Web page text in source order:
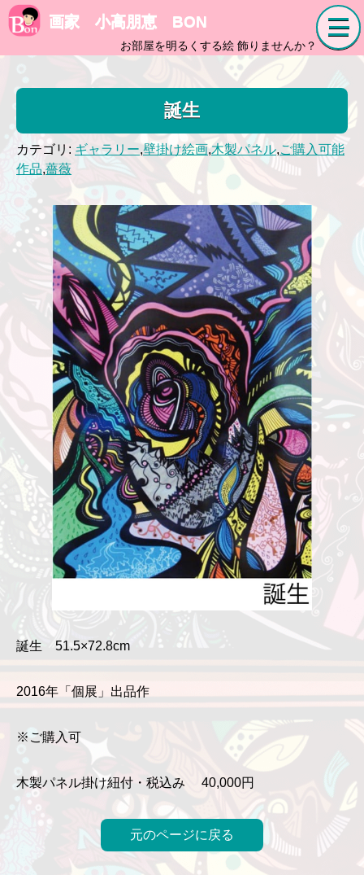
画家 小高朋恵 BON
お部屋を明るくする絵 飾りませんか？
誕生
カテゴリ: ギャラリー,壁掛け絵画,木製パネル,ご購入可能
作品,薔薇
誕生 51.5×72.8cm
2016年「個展」出品作
※ご購入可
木製パネル掛け紐付・税込み 40,000円
元のページに戻る